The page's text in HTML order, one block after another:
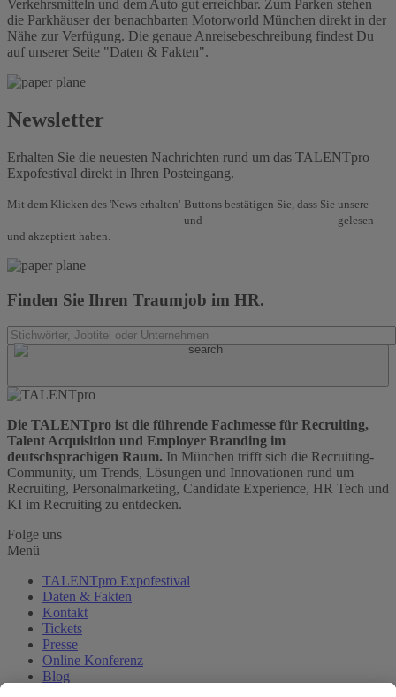
Verkehrsmitteln und dem Auto gut erreichbar. Zum Parken stehen
die Parkhäuser der benachbarten Motorworld München direkt in der
Nähe zur Verfügung. Die genaue Anreisebeschreibung findest Du
auf unserer Seite "Daten & Fakten".
Newsletter
Erhalten Sie die neuesten Nachrichten rund um das TALENTpro
Expofestival direkt in Ihren Posteingang.
Mit dem Klicken des 'News erhalten'-Buttons bestätigen Sie, dass Sie unsere
und
gelesen
und akzeptiert haben.
Finden Sie Ihren Traumjob im HR.
Die TALENTpro ist die führende Fachmesse für Recruiting,
Talent Acquisition und Employer Branding im
deutschsprachigen Raum. In München trifft sich die Recruiting-
Community, um Trends, Lösungen und Innovationen rund um
Recruiting, Personalmarketing, Candidate Experience, HR Tech und
KI im Recruiting zu entdecken.
Folge uns
Menü
TALENTpro Expofestival
Daten & Fakten
Kontakt
Tickets
Presse
Online Konferenz
Blog